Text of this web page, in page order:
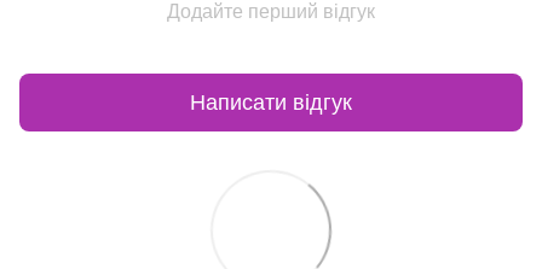
Додайте перший відгук
Написати відгук